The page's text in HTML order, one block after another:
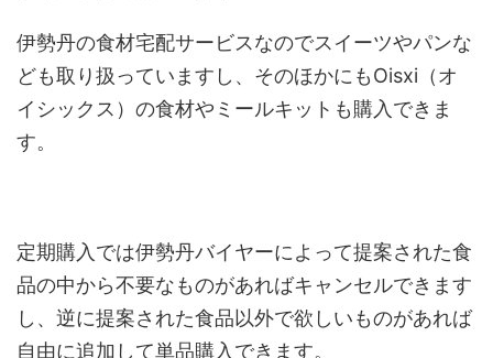
伊勢丹の食材宅配サービスなのでスイーツやパンな
ども取り扱っていますし、そのほかにもOisxi（オ
イシックス）の食材やミールキットも購入できま
す。
定期購入では伊勢丹バイヤーによって提案された食
品の中から不要なものがあればキャンセルできます
し、逆に提案された食品以外で欲しいものがあれば
自由に追加して単品購入できます。